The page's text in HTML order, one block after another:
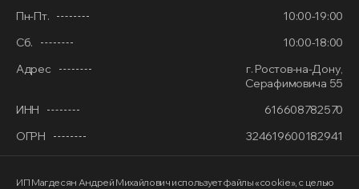
Пн-Пт.
10:00-19:00
Сб.
10:00-18:00
Адрес
г. Ростов-на-Дону,
Серафимовича 55
ИНН
616608782570
ОГРН
324619600182941
ИП Магдесян Андрей Михайлович использует файлы «cookie», с целью